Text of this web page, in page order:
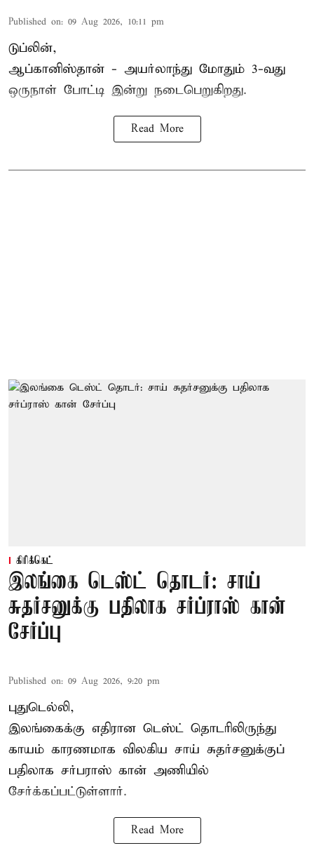
Published on: 09 Aug 2026, 10:11 pm
டுப்லின்,
ஆப்கானிஸ்தான் - அயர்லாந்து மோதும் 3-வது
ஒருநாள் போட்டி இன்று நடைபெறுகிறது.
Read More
கிரிக்கெட்
இலங்கை டெஸ்ட் தொடர்: சாய்
சுதர்சனுக்கு பதிலாக சர்ப்ராஸ் கான்
சேர்ப்பு
Published on: 09 Aug 2026, 9:20 pm
புதுடெல்லி,
இலங்கைக்கு எதிரான டெஸ்ட் தொடரிலிருந்து
காயம் காரணமாக விலகிய சாய் சுதர்சனுக்குப்
பதிலாக சர்பராஸ் கான் அணியில்
சேர்க்கப்பட்டுள்ளார்.
Read More